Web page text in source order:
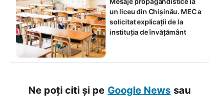
un liceu din Chișinău. MEC a
solicitat explicații de la
instituția de învățământ
Ne poți citi și pe Google News sau